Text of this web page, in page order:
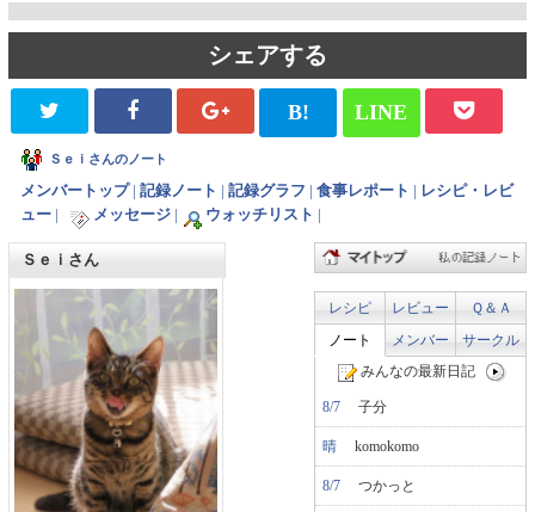
シェアする
B! LINE
Ｓｅｉさんのノート
メンバートップ| 記録ノート 記録グラフ 食事レポート
レシピ・レビ
ュー
メッセージ ウォッチリスト
Ｓｅｉさん
レシピ レビュー
Ｑ＆Ａ
ノート
メンバー
サークル
みんなの最新日記
8/7 子分
晴 komokomo
8/7 つかっと